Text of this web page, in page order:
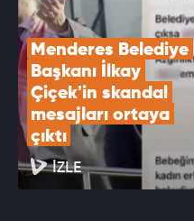
Menderes Belediye
Başkanı İlkay
Çiçek'in skandal
mesajları ortaya
çıktı
İZLE